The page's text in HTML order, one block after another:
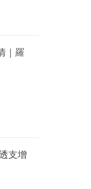
｜羅
支增